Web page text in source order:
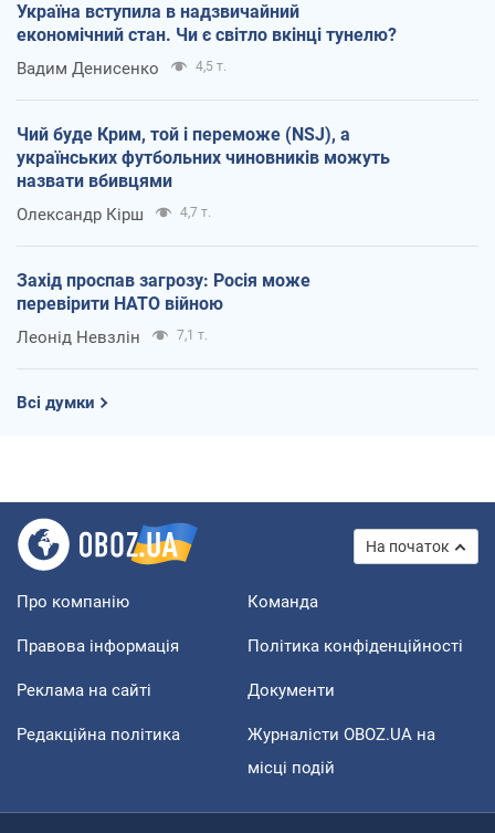
Україна вступила в надзвичайний
економічний стан. Чи є світло вкінці тунелю?
Вадим Денисенко 4,5 т.
Чий буде Крим, той і переможе (NSJ), а
українських футбольних чиновників можуть
назвати вбивцями
Олександр Кірш 4,7 т.
Захід проспав загрозу: Росія може
перевірити НАТО війною
Леонід Невзлін 7,1 т.
Всі думки
На початок
Про компанію Команда
Правова інформація Політика конфіденційності
Реклама на сайті Документи
Редакційна політика
Журналісти OBOZ.UA на
місці подій